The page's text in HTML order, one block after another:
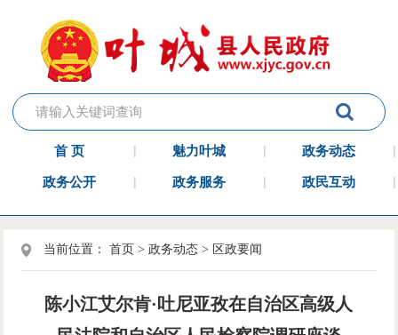
首 页 魅力叶城 政务动态
政务公开 政务服务 政民互动
当前位置：首页 >政务动态 > 区政要闻
陈小江艾尔肯·吐尼亚孜在自治区高级人